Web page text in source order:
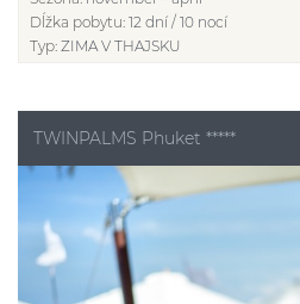
Dĺžka pobytu: 12 dní / 10 nocí
Typ: ZIMA V THAJSKU
TWINPALMS Phuket *****